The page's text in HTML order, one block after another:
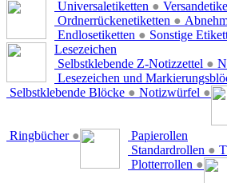
Universaletiketten ●
Ordnerrückenetiketten ●
Endlosetiketten ● Sonstige
Lesezeichen
Selbstklebende Z-Notizzettel ●
Lesezeichen und
Selbstklebende Blöcke ● Notizwürfel ●
Ringbücher ●
Papierollen
Standardrollen ●
Plotterrollen ●